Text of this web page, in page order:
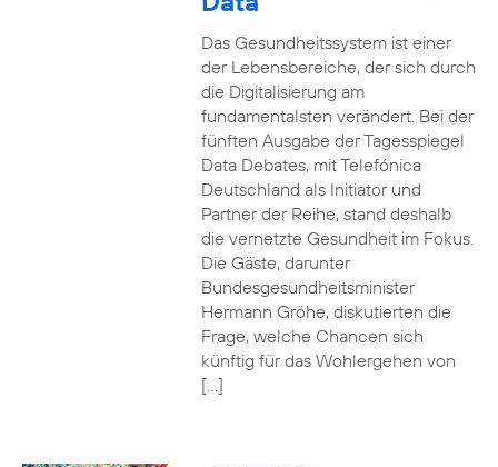
Das Gesundheitssystem ist einer
der Lebensbereiche, der sich durch
die Digitalisierung am
fundamentalsten verändert. Bei der
fünften Ausgabe der Tagesspiegel
Data Debates, mit Telefónica
Deutschland als Initiator und
Partner der Reihe, stand deshalb
die vernetzte Gesundheit im Fokus.
Die Gäste, darunter
Bundesgesundheitsminister
Hermann Gröhe, diskutierten die
Frage, welche Chancen sich
künftig für das Wohlergehen von
[…]